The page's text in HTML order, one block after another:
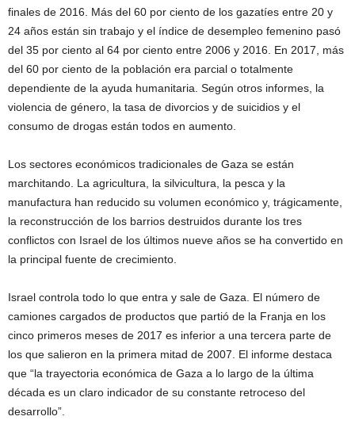
finales de 2016. Más del 60 por ciento de los gazatíes entre 20 y
24 años están sin trabajo y el índice de desempleo femenino pasó
del 35 por ciento al 64 por ciento entre 2006 y 2016. En 2017, más
del 60 por ciento de la población era parcial o totalmente
dependiente de la ayuda humanitaria. Según otros informes, la
violencia de género, la tasa de divorcios y de suicidios y el
consumo de drogas están todos en aumento.
Los sectores económicos tradicionales de Gaza se están
marchitando. La agricultura, la silvicultura, la pesca y la
manufactura han reducido su volumen económico y, trágicamente,
la reconstrucción de los barrios destruidos durante los tres
conflictos con Israel de los últimos nueve años se ha convertido en
la principal fuente de crecimiento.
Israel controla todo lo que entra y sale de Gaza. El número de
camiones cargados de productos que partió de la Franja en los
cinco primeros meses de 2017 es inferior a una tercera parte de
los que salieron en la primera mitad de 2007. El informe destaca
que “la trayectoria económica de Gaza a lo largo de la última
década es un claro indicador de su constante retroceso del
desarrollo”.